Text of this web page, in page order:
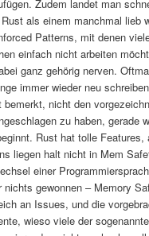
Zudem landet man
als einem manchmal lieb
Patterns, mit denen
einfach nicht arbeiten
ganz gehörig nerven.
immer wieder neu
bemerkt, nicht den
zu haben, gerade
Rust hat tolle Features,
liegen halt nicht in Mem
einer
nichts gewonnen – Memory
an Issues, und die
wieso viele der